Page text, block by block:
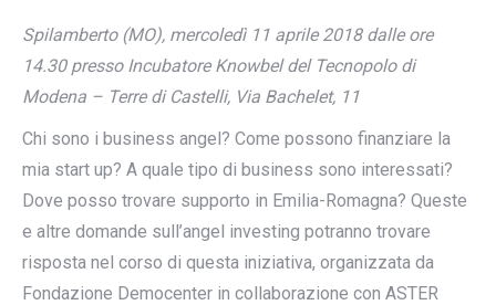
Spilamberto (MO), mercoledì 11 aprile 2018 dalle ore
14.30 presso Incubatore Knowbel del Tecnopolo di
Modena – Terre di Castelli, Via Bachelet, 11
Chi sono i business angel? Come possono finanziare la
mia start up? A quale tipo di business sono interessati?
Dove posso trovare supporto in Emilia-Romagna? Queste
e altre domande sull’angel investing potranno trovare
risposta nel corso di questa iniziativa, organizzata da
Fondazione Democenter in collaborazione con ASTER